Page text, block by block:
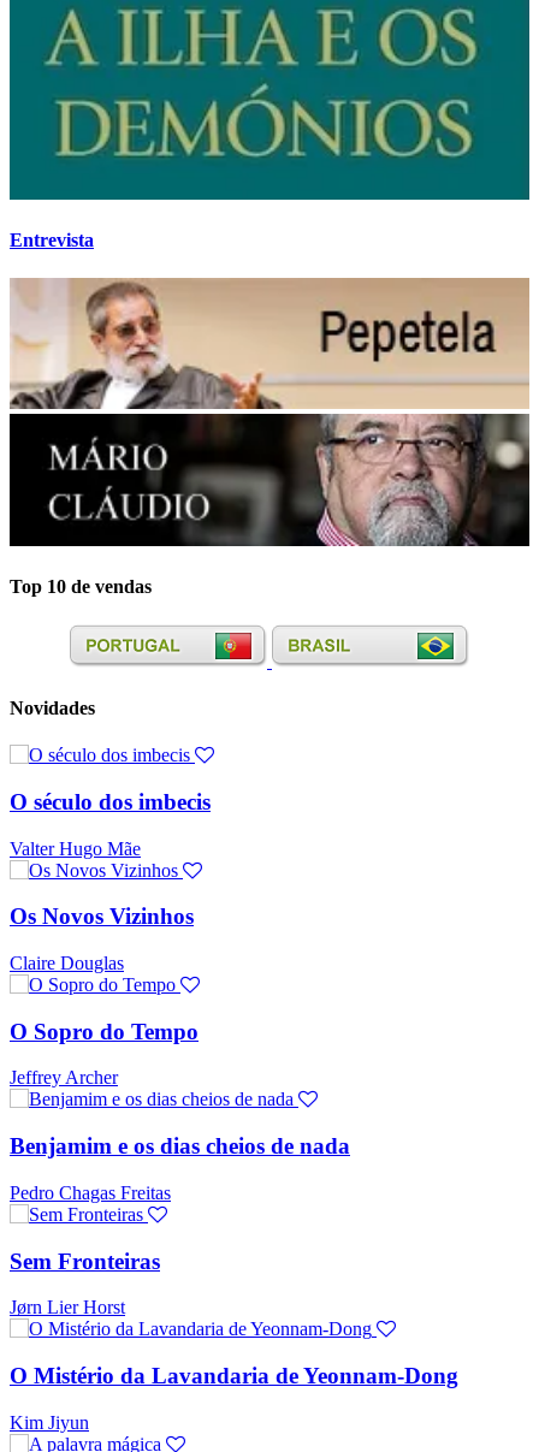
Entrevista
Top 10 de vendas
Novidades
O século dos imbecis
Valter Hugo Mãe
Os Novos Vizinhos
Claire Douglas
O Sopro do Tempo
Jeffrey Archer
Benjamim e os dias cheios de nada
Pedro Chagas Freitas
Sem Fronteiras
Jørn Lier Horst
O Mistério da Lavandaria de Yeonnam-Dong
Kim Jiyun